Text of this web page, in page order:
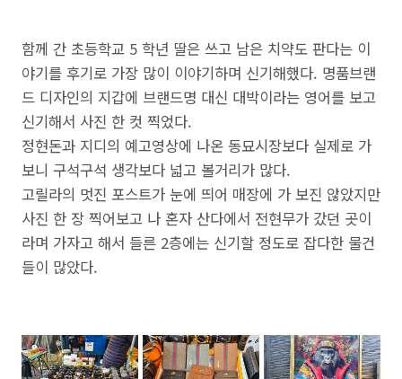
함께 간 초등학교 5 학년 딸은 쓰고 남은 치약도 판다는 이
야기를 후기로 가장 많이 이야기하며 신기해했다. 명품브랜
드 디자인의 지갑에 브랜드명 대신 대박이라는 영어를 보고
신기해서 사진 한 컷 찍었다.
정현돈과 지디의 예고영상에 나온 동묘시장보다 실제로 가
보니 구석구석 생각보다 넓고 볼거리가 많다.
고릴라의 멋진 포스트가 눈에 띄어 매장에 가 보진 않았지만
사진 한 장 찍어보고 나 혼자 산다에서 전현무가 갔던 곳이
라며 가자고 해서 들른 2층에는 신기할 정도로 잡다한 물건
들이 많았다.